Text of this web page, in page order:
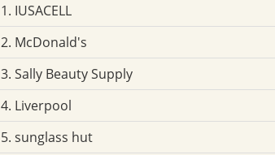
1. IUSACELL
2. McDonald's
3. Sally Beauty Supply
4. Liverpool
5. sunglass hut